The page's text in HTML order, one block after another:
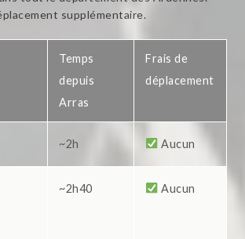
supplémentaire.
Temps
depuis
Arras
Frais de
déplacement
~2h Aucun
~2h40 Aucun